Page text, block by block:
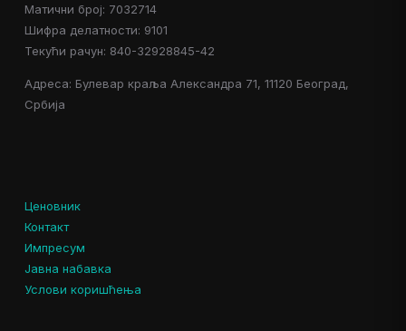
Матични број: 7032714
Шифра делатности: 9101
Текући рачун: 840-32928845-42
Адреса: Булевар краља Александра 71, 11120 Београд,
Србија
Ценовник
Контакт
Импресум
Јавна набавка
Услови коришћења